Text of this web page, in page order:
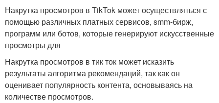
Накрутка просмотров в TikTok может осуществляться с
помощью различных платных сервисов, smm-бирж,
программ или ботов, которые генерируют искусственные
просмотры для
Накрутка просмотров в тик ток может исказить
результаты алгоритма рекомендаций, так как он
оценивает популярность контента, основываясь на
количестве просмотров.